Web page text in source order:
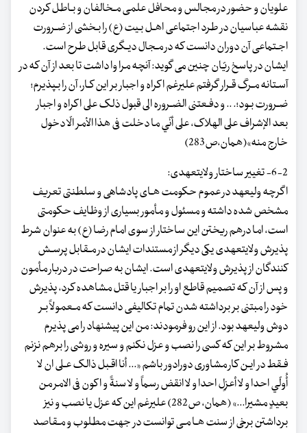
علویان و حضور در مجالس و محافل علمی مـخالفان و بـاطل کردن
نقشه عباسیان در طرد اجتماعی اهـل بـیت (ع) را بـخشی از ضـرورت
اجـتماعی آن دوران دانست که در مـجال دیـگری قابل طرح است.
ایشان در پاسخ ریّان چنین می گوید: آنچه مرا وا داشت تا بعد از آن که در
آسـتانه مـرگ قـرار گرفتم علیرغم اکراه و اجبار بر این کـار، آن را بـپذیرم؛
ضـرورت بـود؛. .. و دفـعتنی الضـروره الی قبول ذلک علی اکراه و اجبار
بعد الإشراف علی الهلاک، علی أنّي ما دخلت فی هذا الأمر الّا دخول
خارج منه»(همان،ص283)
6-2- تغییر ساختار ولایت‏عهدی:
اگرچه ولی‏عهد در عموم حکومت هـای پادشاهی و سلطنتی تعریف
مشخص شده داشته و مسئول و مأمور بسیاری از وظایف حکومتی
است، اما درهم ریختن این ساختار از سوی امام رضا (ع) به عنوان شرط
پذیرش ولایت‏عهدی یکی دیگر از مستندات ایشان در مـقابل پرسـش
کنندگان از پذیرش ولایت‏عهدی است. ایشان به صراحت در دربار مأمون
و پس از آن که تصمیم قاطع او را بر اجبار یا قتل مشاهده کرد، پذیرش
خود را مبتنی بر برداشته شدن تمام تکالیفی دانست که مـعمولاً بـر
دوش ولی‏عهد بود. از این رو فرمودند: من این پیشنهاد را می پذیرم
مشروط بر این که کسی را نصب و عزل نکنم و سیره و روشی را برهم نزنم
فـقط در ایـن کار مشاوری دورادور باشم «... أنا اقـبل ذالک عـلی ان لا
أُولّي احدا و لا أعزِل احدا و لا انقض رسماً و لا سنةً و اکون فی الامر من
بعیدٍ مشیرا...» (همان، ص282) علیرغم این که عزل یا نصب و نیز
برداشتن برخی از سنت هـا مـی توانست در جهت مطلوب و مـقاصد